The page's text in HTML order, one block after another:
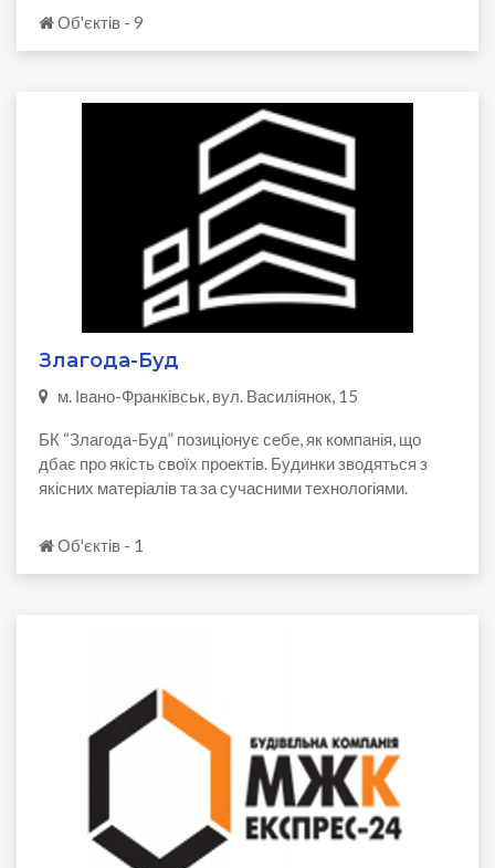
Об'єктів - 9
Злагода-Буд
м. Івано-Франківськ, вул. Василіянок, 15
БК “Злагода-Буд” позиціонує себе, як компанія, що
дбає про якість своїх проектів. Будинки зводяться з
якісних матеріалів та за сучасними технологіями.
Об'єктів - 1